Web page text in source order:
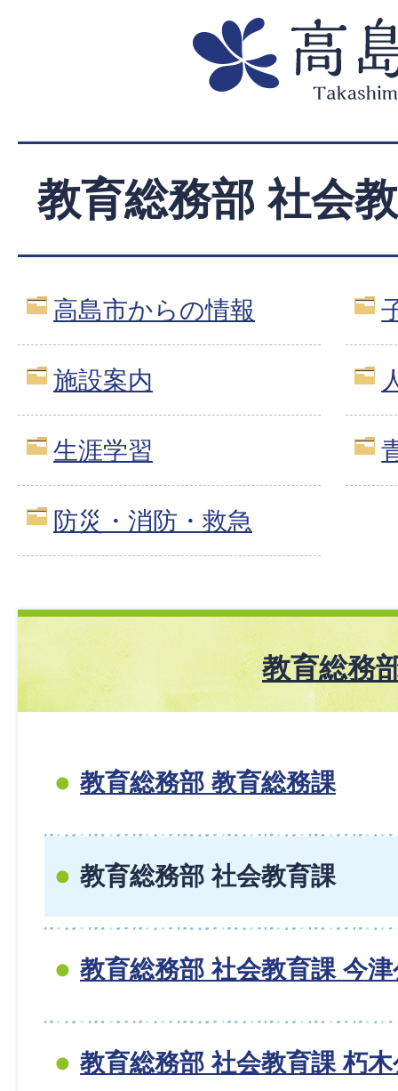
教育総務部 社会
高島市からの情報
施設案内
生涯学習
防災・消防・救急
教育総務
教育総務部 教育総務課
教育総務部 社会教育課
教育総務部 社会教育課 今
教育総務部 社会教育課 朽